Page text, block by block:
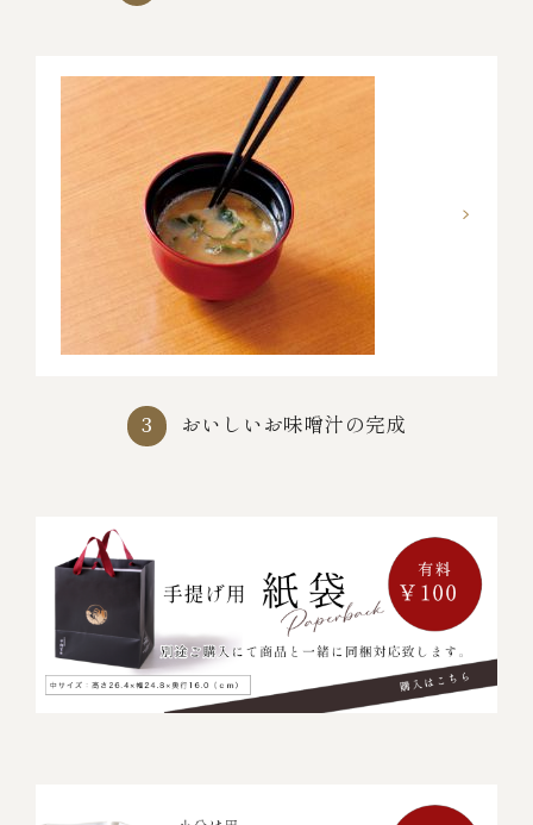
3 おいしいお味噌汁の完成